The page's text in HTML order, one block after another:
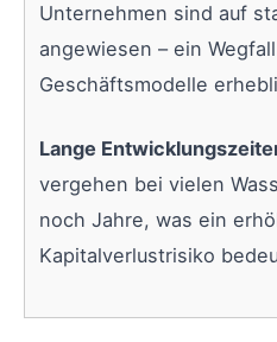
Unternehmen sind auf
angewiesen – ein
Geschäftsmodelle
Lange
vergehen bei vielen
noch Jahre, was ein
Kapitalverlustrisiko